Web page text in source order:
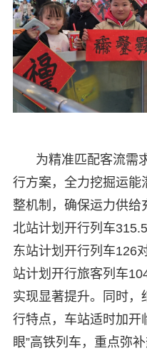
为精准匹配客流需
行方案，全力挖掘运能
整机制，确保运力供给
北站计划开行列车
东站计划开行列车126
站计划开行旅客列车
实现显著提升。同时，
行特点，车站适时加开
眼”高铁列车，重点弥